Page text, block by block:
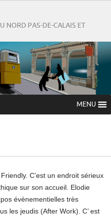
NORD PAS-DE-CALAIS ET
MENU
C’est un endroit sérieux
sur son accueil. Elodie
évènementielles très
les jeudis (After Work). C’ est